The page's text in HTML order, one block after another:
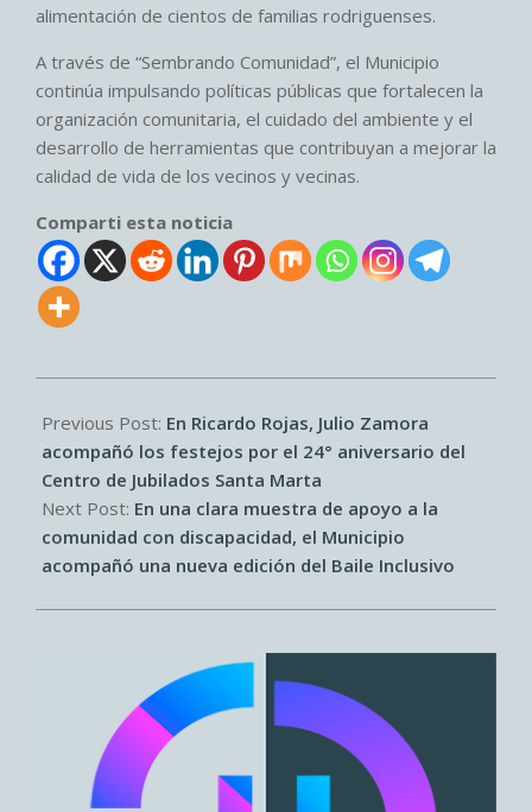
alimentación de cientos de familias rodriguenses.
A través de “Sembrando Comunidad”, el Municipio
continúa impulsando políticas públicas que fortalecen la
organización comunitaria, el cuidado del ambiente y el
desarrollo de herramientas que contribuyan a mejorar la
calidad de vida de los vecinos y vecinas.
Comparti esta noticia
06-
10
Previous Post: En Ricardo Rojas, Julio Zamora
acompañó los festejos por el 24° aniversario del
Centro de Jubilados Santa Marta
Next Post: En una clara muestra de apoyo a la
comunidad con discapacidad, el Municipio
acompañó una nueva edición del Baile Inclusivo